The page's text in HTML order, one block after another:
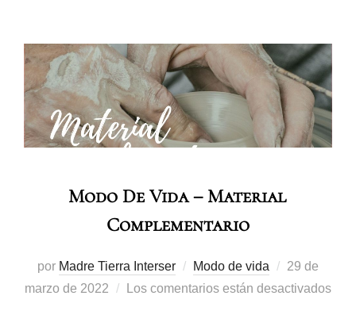
Modo De Vida – Material
Complementario
por Madre Tierra Interser Modo de vida
29 de
marzo de 2022
Los comentarios están desactivados